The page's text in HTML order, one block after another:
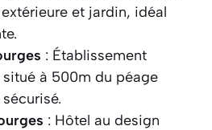
et jardin, idéal
: Établissement
à 500m du péage
: Hôtel au design